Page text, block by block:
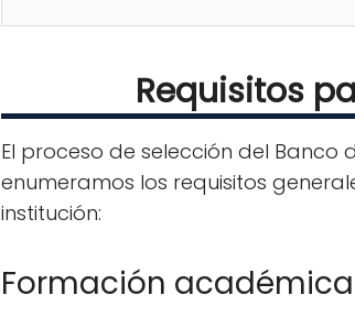
Requisitos
El proceso de selección del Banco
enumeramos los requisitos
institución:
Formación académica